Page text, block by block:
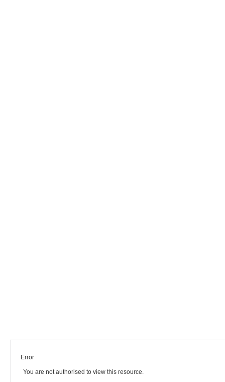
Error
You are not authorised to view this resource.